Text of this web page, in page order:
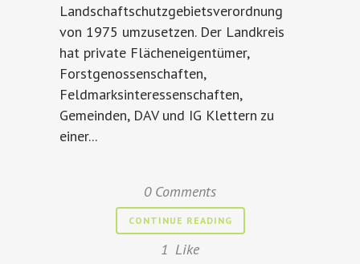
Landschaftschutzgebietsverordnung
von 1975 umzusetzen. Der Landkreis
hat private Flächeneigentümer,
Forstgenossenschaften,
Feldmarksinteressenschaften,
Gemeinden, DAV und IG Klettern zu
einer...
0 Comments
CONTINUE READING
1 Like